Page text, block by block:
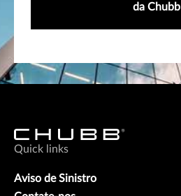
da Chubb
Quick links
Aviso de Sinistro